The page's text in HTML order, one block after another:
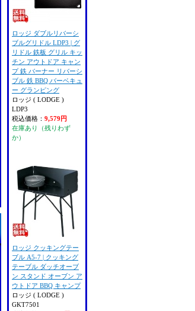
ロッジ ダブルリバーシ
ブルグリドル LDP3 | グ
リドル 鉄板 グリル キッ
チン アウトドア キャン
プ 鉄 バーナー リバーシ
ブル 鉄 BBQ バーベキュ
ー グランピング
ロッジ ( LODGE )
LDP3
税込価格： 9,579円
在庫あり（残りわず
か）
ロッジ クッキングテー
ブル A5-7 | クッキング
テーブル ダッチオーブ
ン スタンド オーブン ア
ウトドア BBQ キャンプ
ロッジ ( LODGE )
GKT7501